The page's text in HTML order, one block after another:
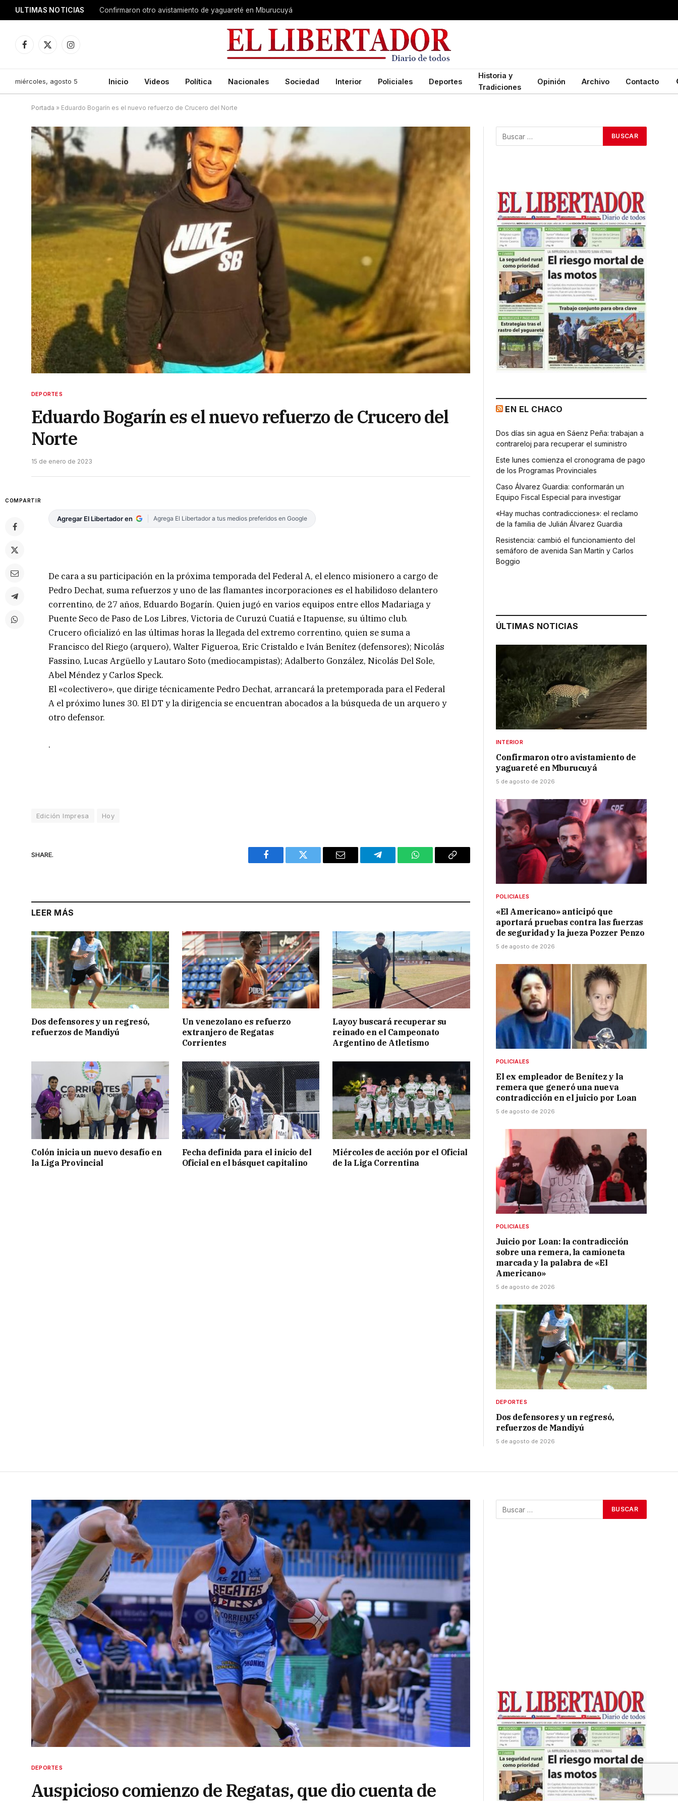
ULTIMAS NOTICIAS Confirmaron otro avistamiento de yaguareté en Mburucuyá
Facebook
X
Instagram
miércoles, agosto 5 Inicio Videos Política Nacionales Sociedad Interior Policiales Deportes
Historia y
Tradiciones
Opinión Archivo Contacto
Portada » Eduardo Bogarín es el nuevo refuerzo de Crucero del Norte
DEPORTES
Eduardo Bogarín es el nuevo refuerzo de Crucero del
Norte
15 de enero de 2023
COMPARTIR
Agregar El Libertador en Agrega El Libertador a tus medios preferidos en Google
De cara a su participación en la próxima temporada del Federal A, el elenco misionero a cargo de
Pedro Dechat, suma refuerzos y uno de las flamantes incorporaciones es el habilidoso delantero
correntino, de 27 años, Eduardo Bogarín. Quien jugó en varios equipos entre ellos Madariaga y
Puente Seco de Paso de Los Libres, Victoria de Curuzú Cuatiá e Itapuense, su último club.
Crucero oficializó en las últimas horas la llegada del extremo correntino, quien se suma a
Francisco del Riego (arquero), Walter Figueroa, Eric Cristaldo e Iván Benítez (defensores); Nicolás
Fassino, Lucas Argüello y Lautaro Soto (mediocampistas); Adalberto González, Nicolás Del Sole,
Abel Méndez y Carlos Speck.
El «colectivero», que dirige técnicamente Pedro Dechat, arrancará la pretemporada para el Federal
A el próximo lunes 30. El DT y la dirigencia se encuentran abocados a la búsqueda de un arquero y
otro defensor.
.
Edición Impresa Hoy
SHARE.
Facebook Twitter Email Telegram WhatsAppCopy
LEER MÁS
Dos defensores y un regresó,
refuerzos de Mandiyú
Un venezolano es refuerzo
extranjero de Regatas
Corrientes
Layoy buscará recuperar su
reinado en el Campeonato
Argentino de Atletismo
Colón inicia un nuevo desafío en
la Liga Provincial
Fecha definida para el inicio del
Oficial en el básquet capitalino
Miércoles de acción por el Oficial
de la Liga Correntina
EN EL CHACO
Dos días sin agua en Sáenz Peña: trabajan a
contrareloj para recuperar el suministro
Este lunes comienza el cronograma de pago
de los Programas Provinciales
Caso Álvarez Guardia: conformarán un
Equipo Fiscal Especial para investigar
«Hay muchas contradicciones»: el reclamo
de la familia de Julián Álvarez Guardia
Resistencia: cambió el funcionamiento del
semáforo de avenida San Martín y Carlos
Boggio
ÚLTIMAS NOTICIAS
INTERIOR
Confirmaron otro avistamiento de
yaguareté en Mburucuyá
5 de agosto de 2026
POLICIALES
«El Americano» anticipó que
aportará pruebas contra las fuerzas
de seguridad y la jueza Pozzer Penzo
5 de agosto de 2026
POLICIALES
El ex empleador de Benítez y la
remera que generó una nueva
contradicción en el juicio por Loan
5 de agosto de 2026
POLICIALES
Juicio por Loan: la contradicción
sobre una remera, la camioneta
marcada y la palabra de «El
Americano»
5 de agosto de 2026
DEPORTES
Dos defensores y un regresó,
refuerzos de Mandiyú
5 de agosto de 2026
DEPORTES
Auspicioso comienzo de Regatas, que dio cuenta de